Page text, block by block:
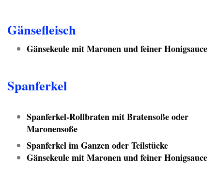
Gänsefleisch
Gänsekeule mit Maronen und feiner Honigsauce
Spanferkel
Spanferkel-Rollbraten mit Bratensoße oder
Maronensoße
Spanferkel im Ganzen oder Teilstücke
Gänsekeule mit Maronen und feiner Honigsauce